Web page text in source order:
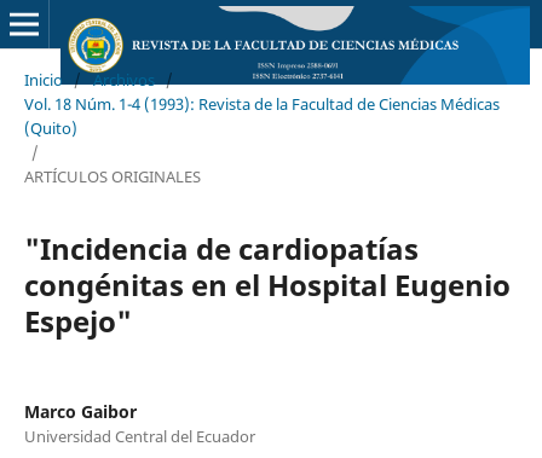
Inicio / Archivos /
Vol. 18 Núm. 1-4 (1993): Revista de la Facultad de Ciencias Médicas
(Quito)
/
ARTÍCULOS ORIGINALES
"Incidencia de cardiopatías
congénitas en el Hospital Eugenio
Espejo"
Marco Gaibor
Universidad Central del Ecuador